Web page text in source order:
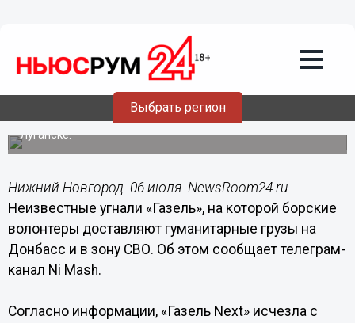
Выбрать регион
06.07.202311:16
Неизвестные угнали перевозившую
гумпомощь на СВО «Газель» на Бору
Вскоре она должна была отправиться в госпиталь в
Луганске.
Нижний Новгород. 06 июля. NewsRoom24.ru -
Неизвестные угнали «Газель», на которой борские
волонтеры доставляют гуманитарные грузы на
Донбасс и в зону СВО. Об этом сообщает телеграм-
канал Ni Mash.
Согласно информации, «Газель Next» исчезла с